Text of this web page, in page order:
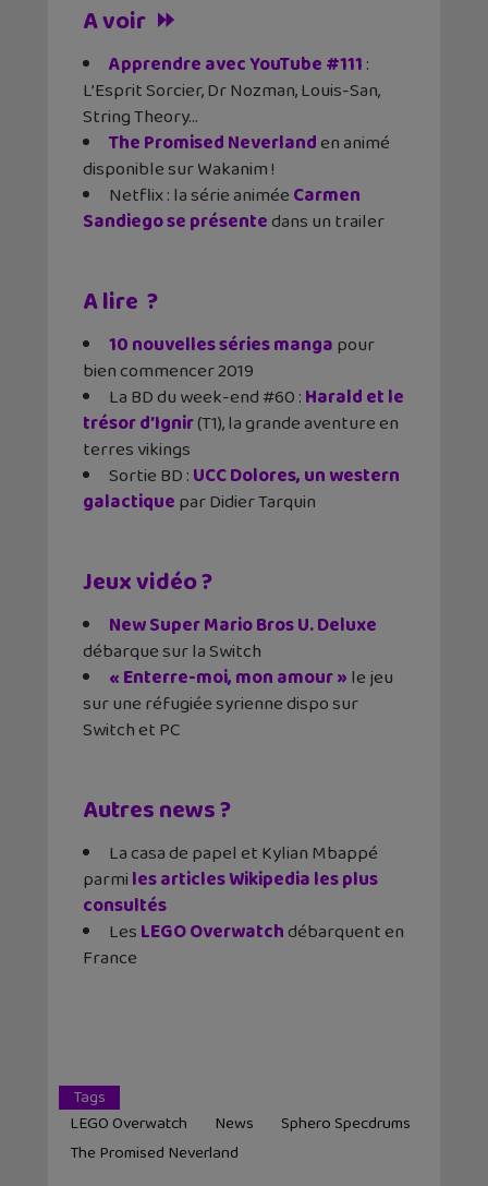
A voir ⏩
Apprendre avec YouTube #111:
L’Esprit Sorcier, Dr Nozman, Louis-San,
String Theory…
The Promised Neverlanden animé
disponible sur Wakanim !
Netflix : la série animéeCarmen
Sandiego se présentedans un trailer
A lire ?
10 nouvelles séries mangapour
bien commencer 2019
La BD du week-end #60 :Harald et le
trésor d’Ignir(T1), la grande aventure en
terres vikings
Sortie BD :UCC Dolores, un western
galactiquepar Didier Tarquin
Jeux vidéo ?
New Super Mario Bros U. Deluxe
débarque sur la Switch
« Enterre-moi, mon amour »le jeu
sur une réfugiée syrienne dispo sur
Switch et PC
Autres news ?
La casa de papel et Kylian Mbappé
parmiles articles Wikipedia les plus
consultés
LesLEGO Overwatchdébarquent en
France
Tags
LEGO Overwatch
News
Sphero Specdrums
The Promised Neverland